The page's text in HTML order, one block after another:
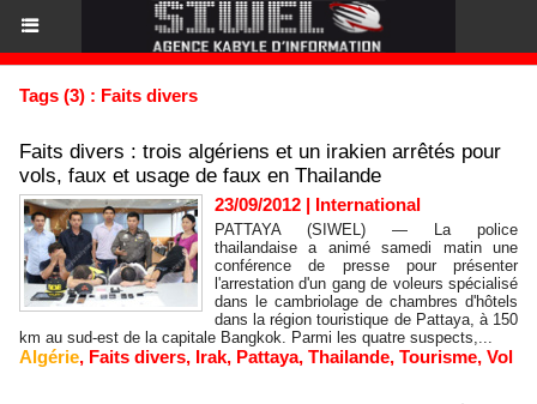
Tags (3) : Faits divers
Faits divers : trois algériens et un irakien arrêtés pour
vols, faux et usage de faux en Thailande
23/09/2012 | International
PATTAYA (SIWEL) — La police
thailandaise a animé samedi matin une
conférence de presse pour présenter
l'arrestation d'un gang de voleurs spécialisé
dans le cambriolage de chambres d'hôtels
dans la région touristique de Pattaya, à 150
km au sud-est de la capitale Bangkok. Parmi les quatre suspects,...
Algérie, Faits divers, Irak, Pattaya, Thailande, Tourisme, Vol